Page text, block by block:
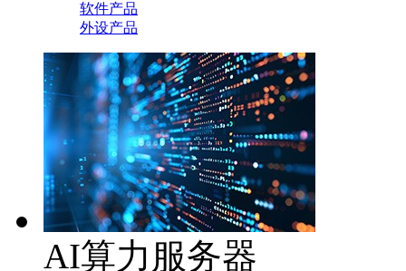
软件产品
外设产品
AI算力服务器